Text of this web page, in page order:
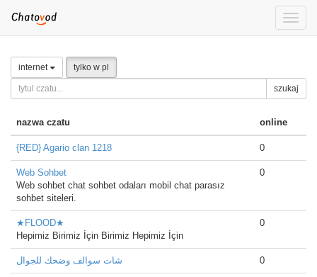
Toggle
internet tylko w pl
szukaj
nazwa czatu online
{RED} Agario clan 1218 0
Web Sohbet
Web sohbet chat sohbet odaları mobil chat parasız
sohbet siteleri.
0
★FLOOD★
Hepimiz Birimiz İçin Birimiz Hepimiz İçin
0
شات سوالف وضحك للجوال 0